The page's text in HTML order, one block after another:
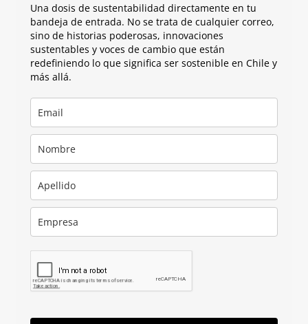
Una dosis de sustentabilidad directamente en tu
bandeja de entrada. No se trata de cualquier correo,
sino de historias poderosas, innovaciones
sustentables y voces de cambio que están
redefiniendo lo que significa ser sostenible en Chile y
más allá.